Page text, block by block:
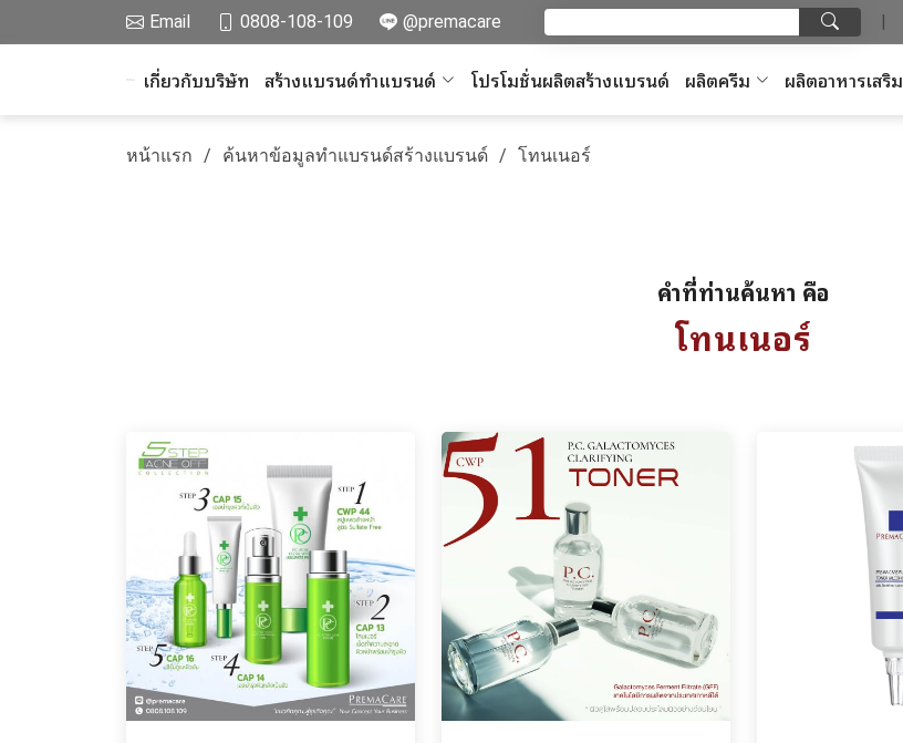
Email 0808-108-109 @premacare |
เกี่ยวกับบริษัท สร้างแบรนด์ทำแบรนด์ โปรโมชั่นผลิตสร้างแบรนด์ ผลิตครีม ผลิตอาหารเสริม
หน้าแรก ค้นหาข้อมูลทำแบรนด์สร้างแบรนด์ โทนเนอร์
คำที่ท่านค้นหา คือ
โทนเนอร์